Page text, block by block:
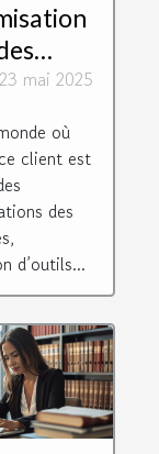
les
de
mai 2025
où
client est
des
d’outils...